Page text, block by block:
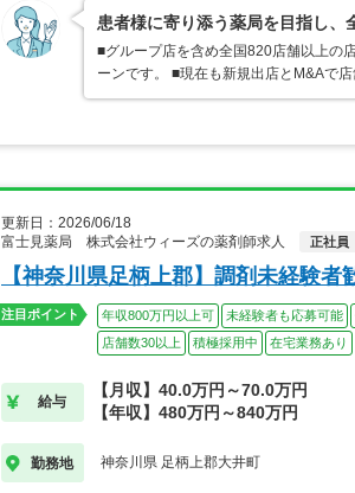
患者様に寄り添う薬局を目指し、
■グループ店を含め全国820店舗以上の
ーンです。 ■現在も新規出店とM&Aで
更新日：2026/06/18
富士見薬局 株式会社ウィーズの薬剤師求人
正社員
【神奈川県足柄上郡】調剤未経験
注目ポイント 年収800万円以上可 未経験者も応募可能
店舗数30以上
積極採用中 在宅業務あり
給与
【月収】40.0万円～70.0万円
【年収】480万円～840万円
勤務地 神奈川県 足柄上郡大井町